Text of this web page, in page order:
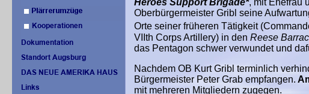
Heroes Support Brigade*, mit Ehefrau
Oberbürgermeister Gribl seine
Orte seiner früheren Tätigkeit
VIIth Corps Artillery) in den Reese
das Pentagon schwer verwundet und
Nachdem OB Kurt Gribl terminlich
Bürgermeister Peter Grab empfangen.
mit mehreren Mitgliedern zugegen.